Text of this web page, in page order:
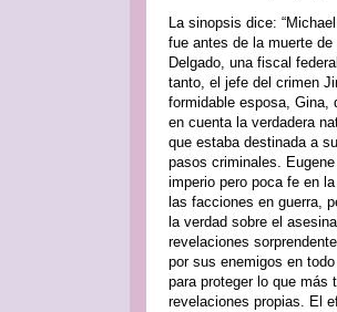
La sinopsis dice:
fue antes de la muerte
Delgado, una fiscal
tanto, el jefe del crimen
formidable esposa, Gina,
en cuenta la verdadera
que estaba destinada a
pasos criminales.
imperio pero poca fe en
las facciones en guerra,
la verdad sobre el
revelaciones
por sus enemigos en
para proteger lo que más
revelaciones propias. El